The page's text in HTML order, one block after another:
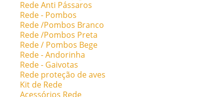
Rede Anti Pássaros
Rede - Pombos
Rede /Pombos Branco
Rede /Pombos Preta
Rede / Pombos Bege
Rede - Andorinha
Rede - Gaivotas
Rede proteção de aves
Kit de Rede
Acessórios Rede